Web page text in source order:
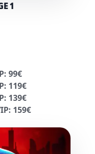
1
: 99€
: 119€
: 139€
: 159€